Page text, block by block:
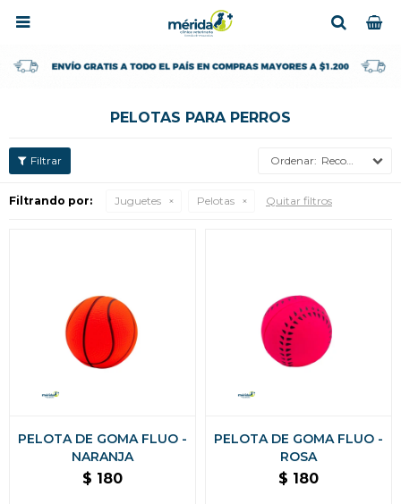

PELOTAS PARA PERROS
Recomendados
Filtrando por: Juguetes Pelotas Quitar filtros
PELOTA DE GOMA FLUO -
NARANJA
$ 180
PELOTA DE GOMA FLUO -
ROSA
$ 180